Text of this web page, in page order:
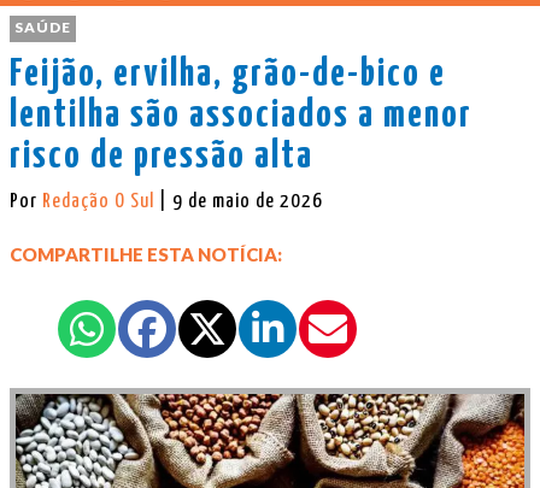
SAÚDE
Feijão, ervilha, grão-de-bico e
lentilha são associados a menor
risco de pressão alta
Por Redação O Sul | 9 de maio de 2026
COMPARTILHE ESTA NOTÍCIA: